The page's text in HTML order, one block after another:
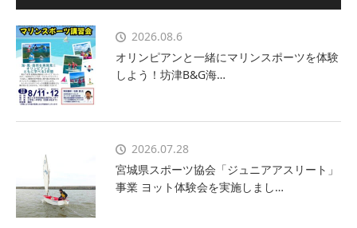
2026.08.6
オリンピアンと一緒にマリンスポーツを体験
しよう！坊津B&G海…
2026.07.28
宮城県スポーツ協会「ジュニアアスリート」
事業 ヨット体験会を実施しまし…